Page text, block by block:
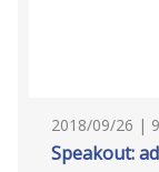
2018/09/26 |
Speakout: